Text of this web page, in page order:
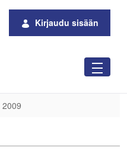
Kirjaudu sisään
2009